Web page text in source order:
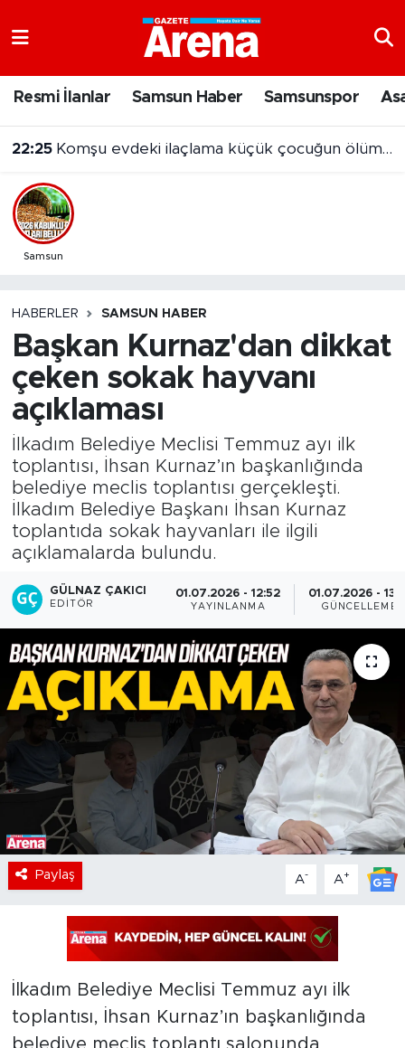
Resmi İlanlar Samsun Haber Samsunspor
22:25 Komşu evdeki ilaçlama küçük çocuğun ölümüne neden oldu
Samsun
HABERLER SAMSUN HABER
Başkan Kurnaz'dan dikkat
çeken sokak hayvanı
açıklaması
İlkadım Belediye Meclisi Temmuz ayı ilk
toplantısı, İhsan Kurnaz’ın başkanlığında
belediye meclis toplantısı gerçekleşti.
İlkadım Belediye Başkanı İhsan Kurnaz
toplantıda sokak hayvanları ile ilgili
açıklamalarda bulundu.
GÜLNAZ ÇAKICI
EDITÖR
01.07.2026 - 12:52
YAYINLANMA
01.07.2026 -
GÜNCELLEME
Paylaş A- A+
İlkadım Belediye Meclisi Temmuz ayı ilk
toplantısı, İhsan Kurnaz’ın başkanlığında
Samsun Namaz Vakitleri
Trafik Durumu
Süper Lig Puan Durumu ve Fikstür
Son Dakika Haberleri
Haber Arşivi